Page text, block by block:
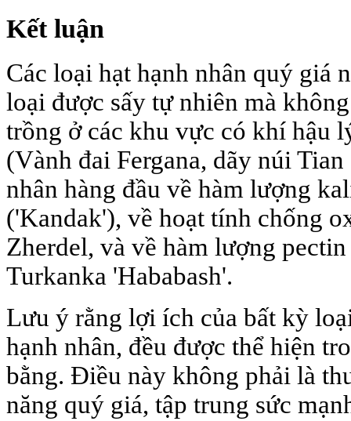
Kết luận
Các loại hạt hạnh nhân quý giá
loại được sấy tự nhiên mà
trồng ở các khu vực có khí hậu
(Vành đai Fergana, dãy núi
nhân hàng đầu về hàm lượng
('Kandak'), về hoạt tính chống
Zherdel, và về hàm lượng
Turkanka 'Hababash'.
Lưu ý rằng lợi ích của bất kỳ
hạnh nhân, đều được thể hiện
bằng. Điều này không phải là
năng quý giá, tập trung sức